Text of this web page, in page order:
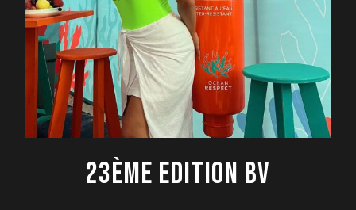
23ÈME EDITION BV